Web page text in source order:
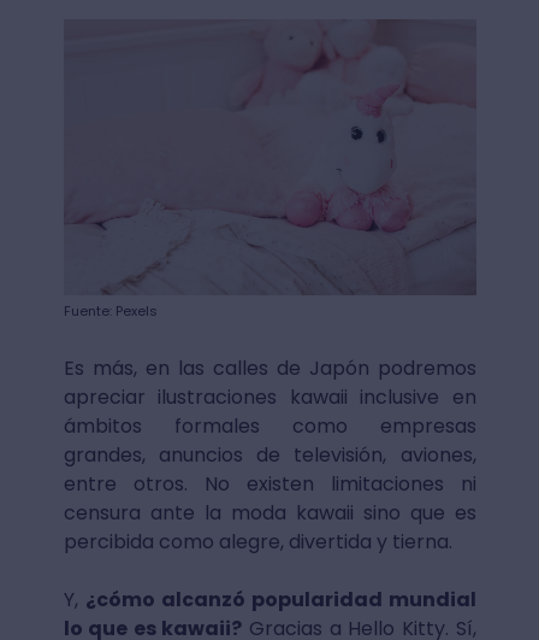
Fuente: Pexels
Es más, en las calles de Japón podremos
apreciar ilustraciones kawaii inclusive en
ámbitos formales como empresas
grandes, anuncios de televisión, aviones,
entre otros. No existen limitaciones ni
censura ante la moda kawaii sino que es
percibida como alegre, divertida y tierna.
Y, ¿cómo alcanzó popularidad mundial
lo que es kawaii? Gracias a Hello Kitty. Sí,